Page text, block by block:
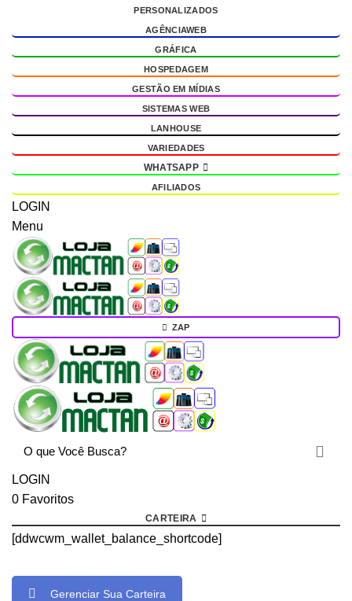
PERSONALIZADOS
AGÊNCIAWEB
GRÁFICA
HOSPEDAGEM
GESTÃO EM MÍDIAS
SISTEMAS WEB
LANHOUSE
VARIEDADES
WHATSAPP
AFILIADOS
LOGIN
Menu
ZAP
LOGIN
0 Favoritos
CARTEIRA
[ddwcwm_wallet_balance_shortcode]
Gerenciar Sua Carteira